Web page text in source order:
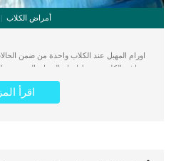
أمراض الكلاب
اورام المهبل عند الكلاب واحدة من ضمن
انثى الكلب. ترتبط اورام المهبل بالعديد
بالاضافة الى الاسباب المحتملة وخطوات
بالتفصيل افضل الطرق العلاجية الخاصة بكل
الأورام التناسلية شيوعًا ويمكن أن تكون حميدة
اقرأ